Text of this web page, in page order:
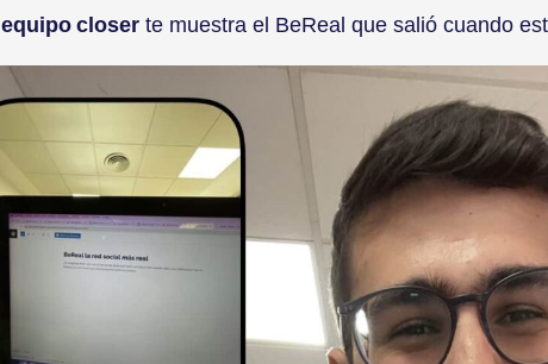
equipo closerte muestra el BeReal que salió cuando